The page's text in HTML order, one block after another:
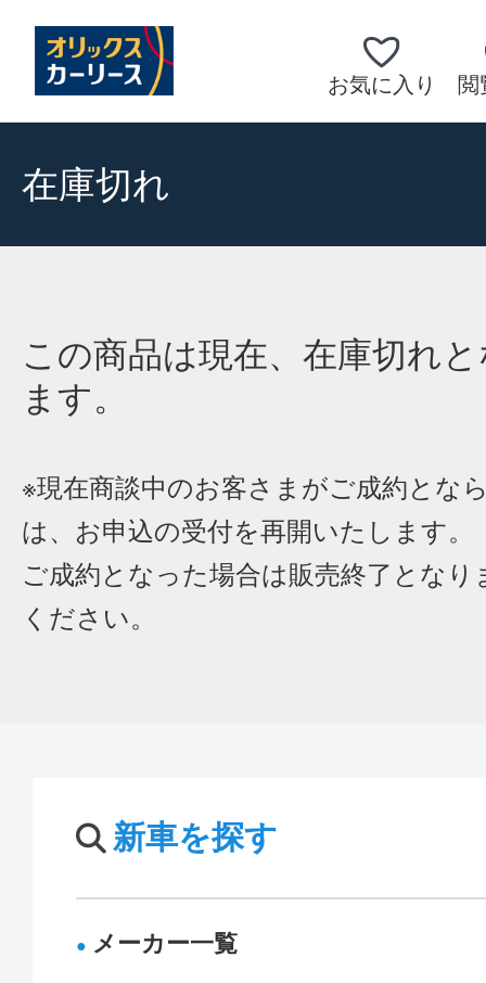
お気に入り 閲
在庫切れ
この商品は現在、在庫切れ
ます。
※現在商談中のお客さまがご成約とな
は、お申込の受付を再開いたします。
ご成約となった場合は販売終了となり
ください。
新車を探す
メーカー一覧